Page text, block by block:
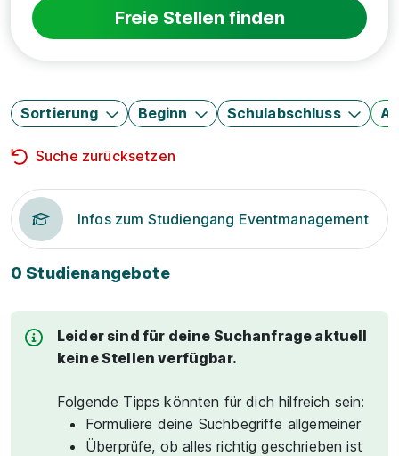
Freie Stellen finden
Sortierung Beginn Schulabschluss
Suche zurücksetzen
Infos zum Studiengang Eventmanagement
0 Studienangebote
Leider sind für deine Suchanfrage aktuell
keine Stellen verfügbar.
Folgende Tipps könnten für dich hilfreich sein:
Formuliere deine Suchbegriffe allgemeiner
Überprüfe, ob alles richtig geschrieben ist